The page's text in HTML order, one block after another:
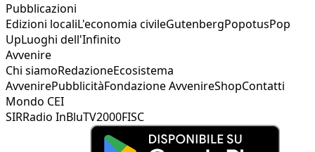
Pubblicazioni
Edizioni localiL'economia civileGutenbergPopotusPop
UpLuoghi dell'Infinito
Avvenire
Chi siamoRedazioneEcosistema
AvvenirePubblicitàFondazione AvvenireShopContatti
Mondo CEI
SIRRadio InBluTV2000FISC